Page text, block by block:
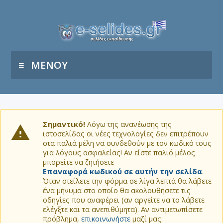
ΜΕΝΟΥ
Σημαντικό! Λόγω της ανανέωσης της
ιστοσελίδας οι νέες τεχνολογίες δεν επιτρέπουν
στα παλιά μέλη να συνδεθούν με τον κωδικό τους
για λόγους ασφαλείας! Αν είστε παλιό μέλος
μπορείτε να ζητήσετε
Επαναφορά κωδικού σε αυτήν την σελίδα.
Όταν στείλετε την φόρμα σε λίγα λεπτά θα λάβετε
ένα μήνυμα στο οποίο θα ακολουθήσετε τις
οδηγίες που αναφέρει (αν αργείτε να το λάβετε
ελέγξτε και τα ανεπιθύμητα). Αν αντιμετωπίσετε
πρόβλημα, επικοινωνήστε μαζί μας.